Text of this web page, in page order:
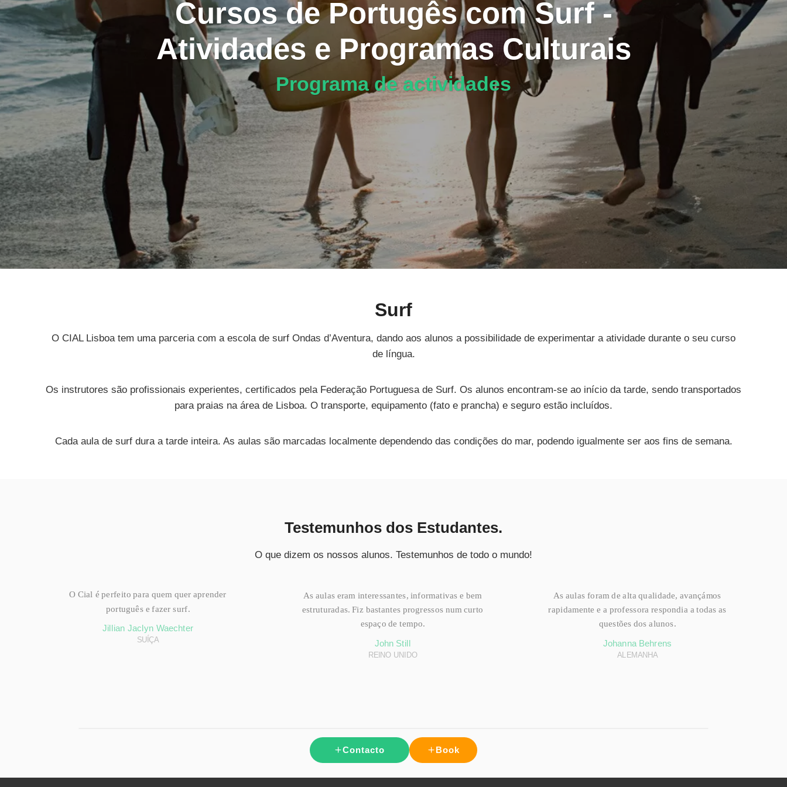
Cursos de Portugês com Surf -
Atividades e Programas Culturais
Programa de actividades
Surf
O CIAL Lisboa tem uma parceria com a escola de surf Ondas d’Aventura, dando aos alunos a possibilidade de experimentar a atividade durante o seu curso
de língua.
Os instrutores são profissionais experientes, certificados pela Federação Portuguesa de Surf. Os alunos encontram-se ao início da tarde, sendo transportados
para praias na área de Lisboa. O transporte, equipamento (fato e prancha) e seguro estão incluídos.
Cada aula de surf dura a tarde inteira. As aulas são marcadas localmente dependendo das condições do mar, podendo igualmente ser aos fins de semana.
Testemunhos dos Estudantes.
O que dizem os nossos alunos. Testemunhos de todo o mundo!
O Cial é perfeito para quem quer aprender
português e fazer surf.
Jillian Jaclyn Waechter
SUÍÇA
As aulas eram interessantes, informativas e bem
estruturadas. Fiz bastantes progressos num curto
espaço de tempo.
John Still
REINO UNIDO
As aulas foram de alta qualidade, avançámos
rapidamente e a professora respondia a todas as
questões dos alunos.
Johanna Behrens
ALEMANHA
Contacto Book